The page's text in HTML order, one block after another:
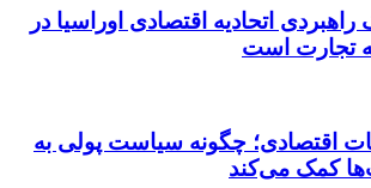
راهبردی اتحادیه اقتصادی اوراسیا در
تجارت است
اقتصادی؛ چگونه سیاست پولی به
کمک می‌کند